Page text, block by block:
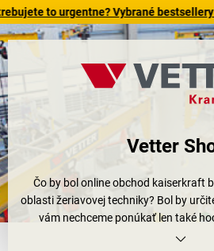
to urgentne? Vybrané bestsellery
Vetter
Čo by bol online obchod kaiserkraft
oblasti žeriavovej techniky? Bol by
vám nechceme ponúkať len také
spoľahlivé a vysokokvalitné žeriavy,